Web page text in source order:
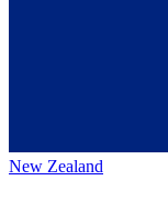
New Zealand